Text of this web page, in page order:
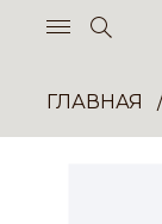
ГЛАВНАЯ